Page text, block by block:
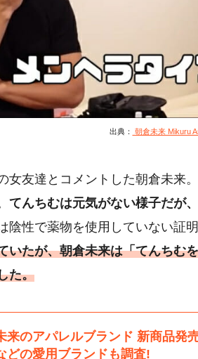
出典： 朝倉未来 Mikuru
女友達とコメントした朝倉未来
てんちむは元気がない様子だが
陰性で薬物を使用していない証
いたが、朝倉未来は「てんちむ
た。